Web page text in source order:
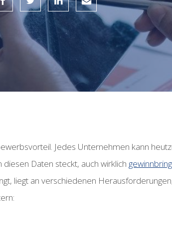
Jedes Unternehmen kann
Daten steckt, auch wirklich
liegt an verschiedenen